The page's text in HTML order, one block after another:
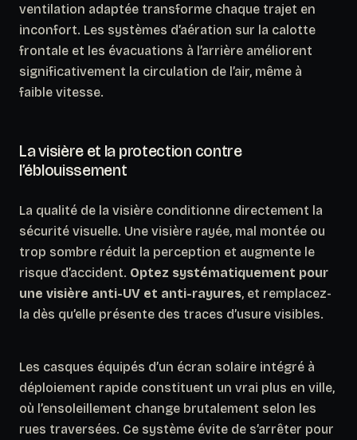
ventilation adaptée transforme chaque trajet en
inconfort. Les systèmes d’aération sur la calotte
frontale et les évacuations à l’arrière améliorent
significativement la circulation de l’air, même à
faible vitesse.
La visière et la protection contre
l’éblouissement
La qualité de la visière conditionne directement la
sécurité visuelle. Une visière rayée, mal montée ou
trop sombre réduit la perception et augmente le
risque d’accident. Optez systématiquement pour
une visière anti-UV et anti-rayures, et remplacez-
la dès qu’elle présente des traces d’usure visibles.
Les casques équipés d’un écran solaire intégré à
déploiement rapide constituent un vrai plus en ville,
où l’ensoleillement change brutalement selon les
rues traversées. Ce système évite de s’arrêter pour